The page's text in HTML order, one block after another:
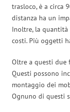
trasloco, è a circa
distanza ha un
Inoltre, la
costi. Più oggetti
Oltre a questi due
Questi possono
montaggio dei
Ognuno di questi